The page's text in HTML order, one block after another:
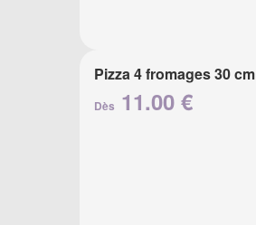
Pizza 4 fromages 30 cm
Dès 11.00 €